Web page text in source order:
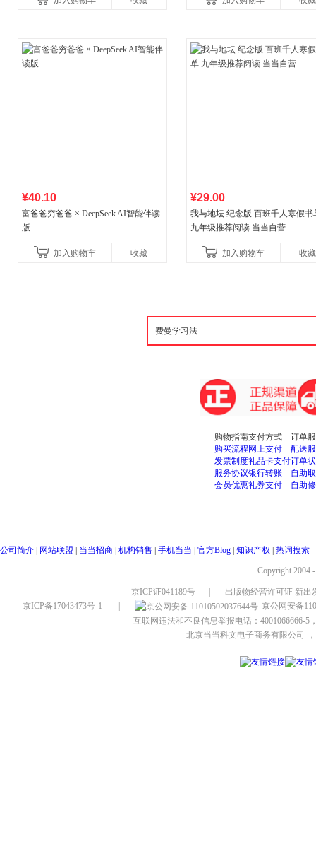
¥40.10
富爸爸穷爸爸 × DeepSeek AI智能伴读
版
加入购物车 收藏
¥29.00
我与地坛 纪念版 百班千人寒假书
九年级推荐阅读 当当自营
加入购物车 收藏
购物指南
购买流程
发票制度
服务协议
会员优惠
支付方式
网上支付
礼品卡支付
银行转账
礼券支付
订单
配送
订单
自助
自助
公司简介 网站联盟 当当招商 机构销售 手机当当 官方Blog 知识产权 热词搜索
Copyright 2004
京ICP证041189号
出版物经营许可证 新出
京ICP备17043473号-1
京公网安备
互联网违法和不良信息举报电话：4001066666-5
北京当当科文电子商务有限公司